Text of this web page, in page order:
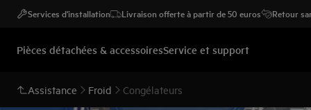
Services d'installation Livraison offerte à partir de 50 euros Retour
Pièces détachées & accessoiresService et support
Assistance Froid Congélateurs